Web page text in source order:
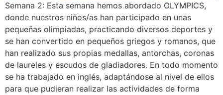
Semana 2: Esta semana hemos abordado OLYMPICS,
donde nuestros niños/as han participado en unas
pequeñas olimpiadas, practicando diversos deportes y
se han convertido en pequeños griegos y romanos, que
han realizado sus propias medallas, antorchas, coronas
de laureles y escudos de gladiadores. En todo momento
se ha trabajado en inglés, adaptándose al nivel de ellos
para que pudieran realizar las actividades de forma